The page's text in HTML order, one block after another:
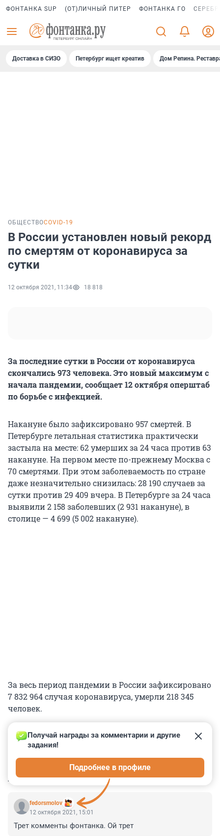
ФОНТАНКА SUP (ОТ)ЛИЧНЫЙ ПИТЕР ФОНТАНКА ГО
Доставка в СИЗО Петербург ищет креатив Дом Репина.
ОБЩЕСТВОCOVID-19
В России установлен новый рекорд
по смертям от коронавируса за
сутки
12 октября 2021, 11:34 18 818
За последние сутки в России от коронавируса
скончались 973 человека. Это новый максимум с
начала пандемии, сообщает 12 октября оперштаб
по борьбе с инфекцией.
Накануне было зафиксировано 957 смертей. В
Петербурге летальная статистика практически
застыла на месте: 62 умерших за 24 часа против 63
накануне. На первом месте по-прежнему Москва с
70 смертями. При этом заболеваемость по стране
даже незначительно снизилась: 28 190 случаев за
сутки против 29 409 вчера. В Петербурге за 24 часа
выявили 2 158 заболевших (2 931 накануне), в
столице — 4 699 (5 002 накануне).
За весь период пандемии в России зафиксировано
7 832 964 случая коронавируса, умерли 218 345
человек.
КОММЕНТАРИИ 30
fedorsmolov
Получай награды за комментарии и другие
задания!
Подробнее в профиле
12 октября 2021, 15:01
Трет комменты фонтанка. Ой трет